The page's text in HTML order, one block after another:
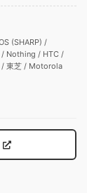
(SHARP) /
/ Nothing / HTC /
/ 東芝 / Motorola